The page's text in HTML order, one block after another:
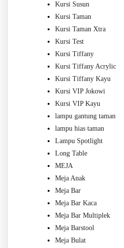
Kursi Susun
Kursi Taman
Kursi Taman Xtra
Kursi Test
Kursi Tiffany
Kursi Tiffany Acrylic
Kursi Tiffany Kayu
Kursi VIP Jokowi
Kursi VIP Kayu
lampu gantung taman
lampu hias taman
Lampu Spotlight
Long Table
MEJA
Meja Anak
Meja Bar
Meja Bar Kaca
Meja Bar Multiplek
Meja Barstool
Meja Bulat